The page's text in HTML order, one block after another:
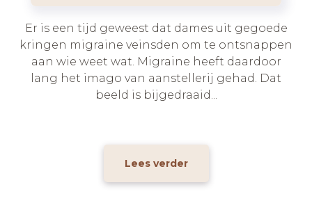
Er is een tijd geweest dat dames uit gegoede
kringen migraine veinsden om te ontsnappen
aan wie weet wat. Migraine heeft daardoor
lang het imago van aanstellerij gehad. Dat
beeld is bijgedraaid...
Lees verder